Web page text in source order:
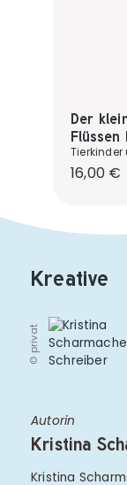
Der
Flüssen
16,00 €
Kreative
© privat
Autorin
Kristina
Kristina